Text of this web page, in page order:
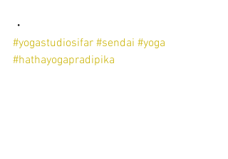
・
#yogastudiosifar #sendai #yoga
#hathayogapradipika